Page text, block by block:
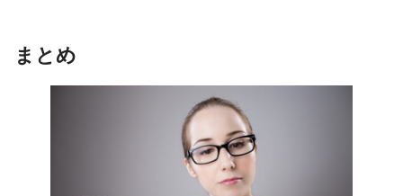
まとめ